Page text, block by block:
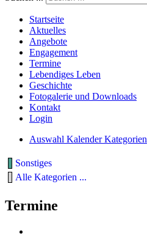
Startseite
Aktuelles
Angebote
Engagement
Termine
Lebendiges Leben
Geschichte
Fotogalerie und Downloads
Kontakt
Login
Auswahl Kalender Kategorien
Sonstiges
Alle Kategorien ...
Termine